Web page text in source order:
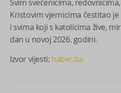
Svim svećenicima,
Kristovim vjernicima čestitao je
i svima koji s katolicima žive,
dan u novoj 2026. godini.
Izvor vijesti: haber.ba